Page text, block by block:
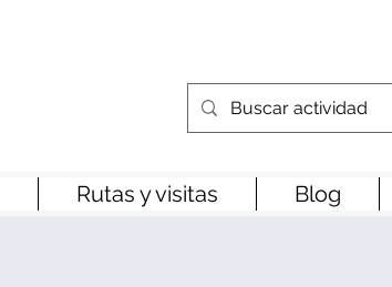
Rutas y visitas Blog